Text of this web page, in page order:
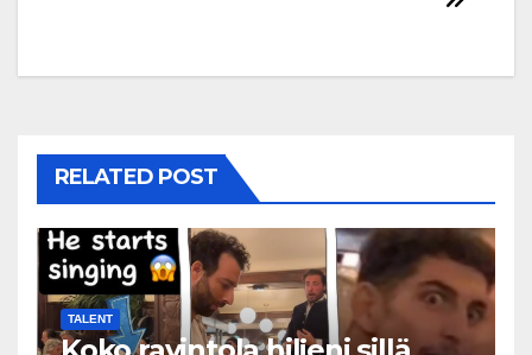
RELATED POST
TALENT